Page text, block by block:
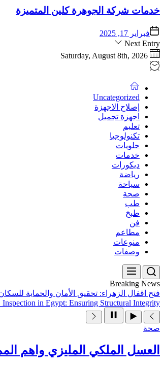
خدمات شركة الجوهرة كلين المتميزة
فبراير 17, 2025
Next Entry
Saturday, August 8th, 2026
Uncategorized
إصلاح الاجهزة
اجهزة تجميل
تعليم
تكنولوجيا
حلويات
خدمات
ديكورات
رياضة
سياحة
صحة
طب
طبخ
فن
مطاعم
منوعات
وصفات
Breaking News
فتح اقفال الزهراء: تحقيق الأمان والحماية
Inspection in Egypt: Ensuring Structural Integrity
صحة
العسل الملكي المليزي واهم